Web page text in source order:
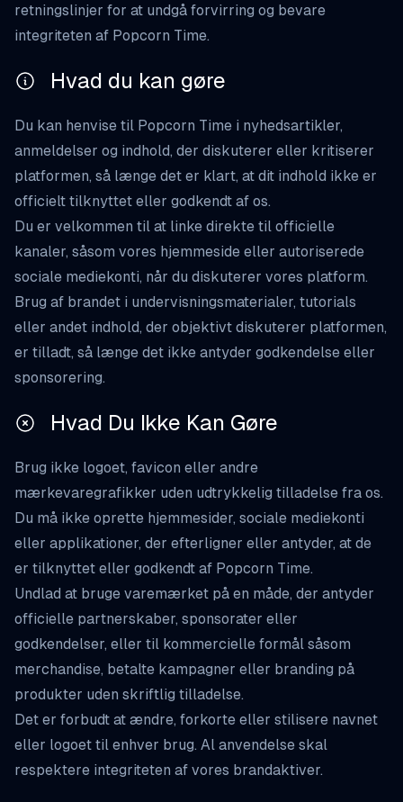
retningslinjer for at undgå forvirring og bevare
integriteten af Popcorn Time.
Hvad du kan gøre
Du kan henvise til Popcorn Time i nyhedsartikler,
anmeldelser og indhold, der diskuterer eller kritiserer
platformen, så længe det er klart, at dit indhold ikke er
officielt tilknyttet eller godkendt af os.
Du er velkommen til at linke direkte til officielle
kanaler, såsom vores hjemmeside eller autoriserede
sociale mediekonti, når du diskuterer vores platform.
Brug af brandet i undervisningsmaterialer, tutorials
eller andet indhold, der objektivt diskuterer platformen,
er tilladt, så længe det ikke antyder godkendelse eller
sponsorering.
Hvad Du Ikke Kan Gøre
Brug ikke logoet, favicon eller andre
mærkevaregrafikker uden udtrykkelig tilladelse fra os.
Du må ikke oprette hjemmesider, sociale mediekonti
eller applikationer, der efterligner eller antyder, at de
er tilknyttet eller godkendt af Popcorn Time.
Undlad at bruge varemærket på en måde, der antyder
officielle partnerskaber, sponsorater eller
godkendelser, eller til kommercielle formål såsom
merchandise, betalte kampagner eller branding på
produkter uden skriftlig tilladelse.
Det er forbudt at ændre, forkorte eller stilisere navnet
eller logoet til enhver brug. Al anvendelse skal
respektere integriteten af vores brandaktiver.